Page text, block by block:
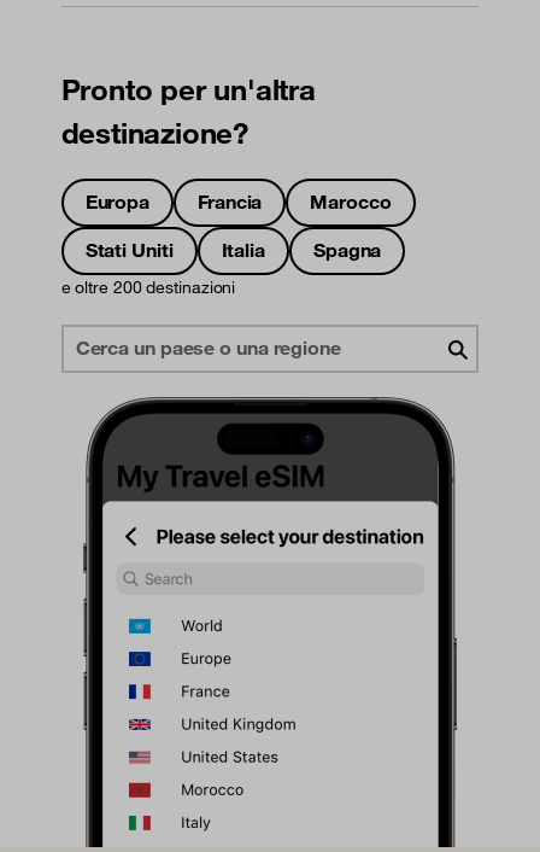
Pronto per un'altra
destinazione?
Europa Francia
Marocco
Stati Uniti
Italia Spagna
e oltre 200 destinazioni